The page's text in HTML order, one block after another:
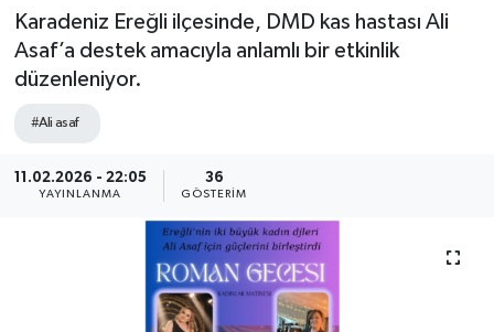
Karadeniz Ereğli ilçesinde, DMD kas hastası Ali
Asaf’a destek amacıyla anlamlı bir etkinlik
düzenleniyor.
#Ali asaf
11.02.2026 - 22:05
YAYINLANMA
36
GÖSTERIM
Eğitim
Ekonomi
Kültür-Sanat